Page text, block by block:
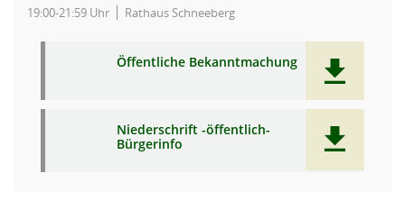
19:00-21:59 Uhr Rathaus Schneeberg
Öffentliche Bekanntmachung
Niederschrift -öffentlich-
Bürgerinfo